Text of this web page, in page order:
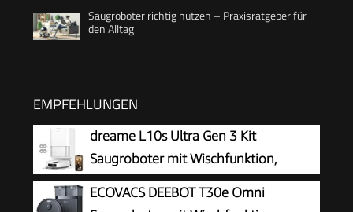
Saugroboter richtig nutzen – Praxisratgeber für
den Alltag
EMPFEHLUNGEN
dreame L10s Ultra Gen 3 Kit
Saugroboter mit Wischfunktion,
25.000 Pa
ECOVACS DEEBOT T30e Omni